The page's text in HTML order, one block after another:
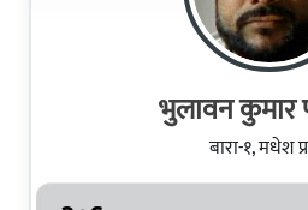
भुलावन कुमार
बारा-१, मधेश